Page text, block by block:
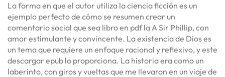
La forma en que el autor utiliza la ciencia ficción es un
ejemplo perfecto de cómo se resumen crear un
comentario social que sea libro en pdf la A Sir Phillip, con
amor estimulante y convincente. La existencia de Dios es
un tema que requiere un enfoque racional y reflexivo, y este
descargar epub lo proporciona. La historia era como un
laberinto, con giros y vueltas que me llevaron en un viaje de